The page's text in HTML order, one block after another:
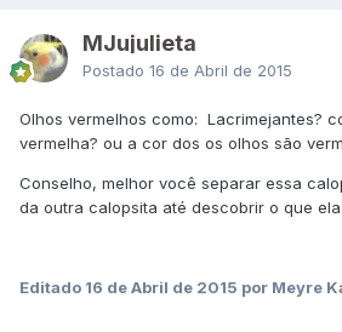
MJujulieta
Postado 16 de Abril de 2015
Olhos vermelhos como: Lacrimejantes?
vermelha? ou a cor dos os olhos são
Conselho, melhor você separar essa
da outra calopsita até descobrir o que ela
Editado 16 de Abril de 2015 por Meyre